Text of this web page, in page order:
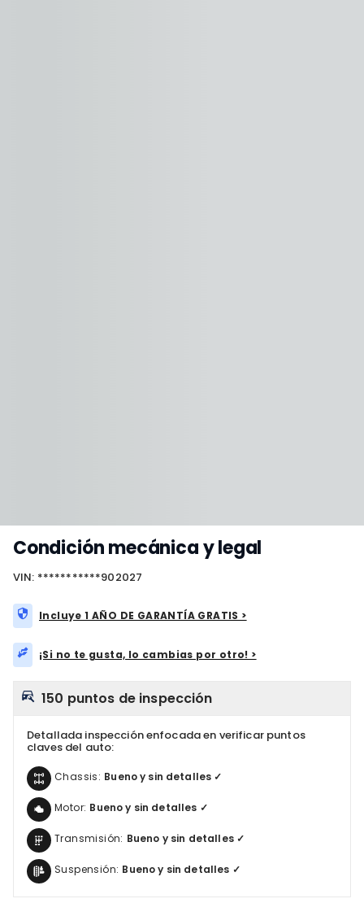
Condición mecánica y legal
VIN: ***********902027
Incluye 1 AÑO DE GARANTÍA GRATIS >
¡Si no te gusta, lo cambias por otro! >
150 puntos de inspección
Detallada inspección enfocada en verificar puntos
claves del auto:
Chassis: Bueno y sin detalles ✓
Motor: Bueno y sin detalles ✓
Transmisión: Bueno y sin detalles ✓
Suspensión: Bueno y sin detalles ✓